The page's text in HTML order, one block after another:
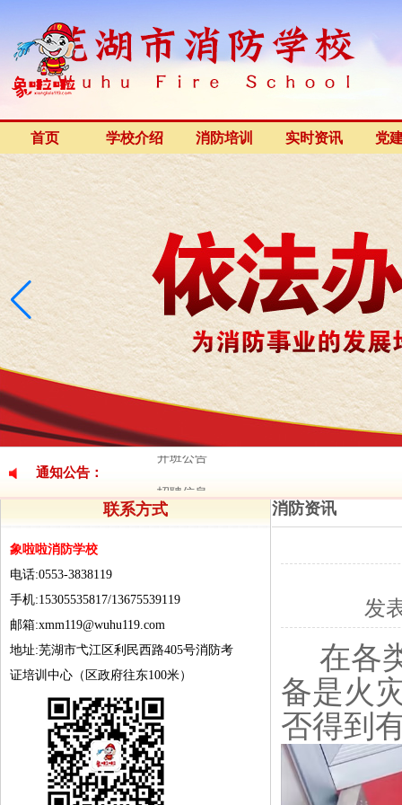
首页 学校介绍 消防培训 实时资讯 党
通知公告：
开班公告
招聘信息
开班公告
开班公告
联系方式
象啦啦消防学校
电话:0553-3838119
手机:15305535817/13675539119
邮箱:xmm119@wuhu119.com
地址:芜湖市弋江区利民西路405号消防考
证培训中心（区政府往东100米）
消防资讯
发
在各
备是火
否得到